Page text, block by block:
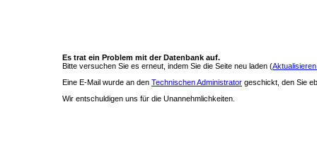
Es trat ein Problem mit der Datenbank auf.
Bitte versuchen Sie es erneut, indem Sie die Seite neu laden (
Eine E-Mail wurde an den Technischen Administrator geschickt, den Sie
Wir entschuldigen uns für die Unannehmlichkeiten.